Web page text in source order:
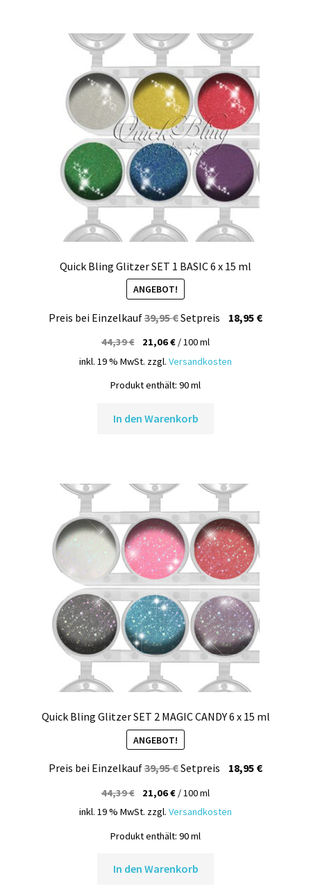
Quick Bling Glitzer SET 1 BASIC 6 x 15 ml
ANGEBOT!
Preis bei Einzelkauf39,95€Ursprünglicher
39,95 €
Setpreis 18,95 €Aktueller
44,39€ 21,06€ /100ml
inkl. 19 % MwSt. zzgl. Versandkosten
Produkt enthält: 90ml
In den Warenkorb
Quick Bling Glitzer SET 2 MAGIC CANDY 6 x 15 ml
ANGEBOT!
Preis bei Einzelkauf39,95€Ursprünglicher
39,95 €
Setpreis 18,95 €Aktueller
44,39€ 21,06€ / 100ml
inkl. 19 % MwSt. zzgl. Versandkosten
Produkt enthält: 90ml
In den Warenkorb